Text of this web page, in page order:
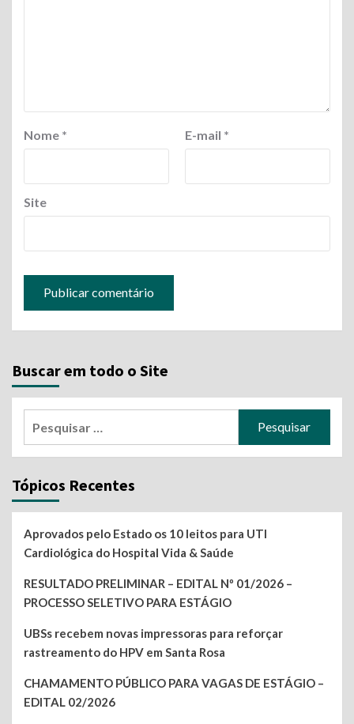
Nome * E-mail *
Site
Buscar em todo o Site
Tópicos Recentes
Aprovados pelo Estado os 10 leitos para UTI
Cardiológica do Hospital Vida & Saúde
RESULTADO PRELIMINAR – EDITAL Nº 01/2026 –
PROCESSO SELETIVO PARA ESTÁGIO
UBSs recebem novas impressoras para reforçar
rastreamento do HPV em Santa Rosa
CHAMAMENTO PÚBLICO PARA VAGAS DE ESTÁGIO –
EDITAL 02/2026